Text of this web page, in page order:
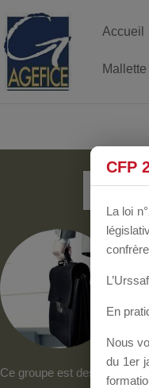
Accueil
Ce groupe est destiné aux
CFP
La loi
En
Nous
du 1er